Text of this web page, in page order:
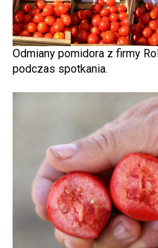
Odmiany pomidora z firmy
podczas spotkania.